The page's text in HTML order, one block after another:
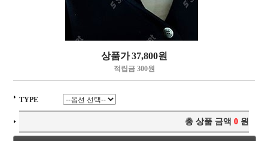
상품가 37,800원
적립금 300원
TYPE
총 상품 금액 0 원